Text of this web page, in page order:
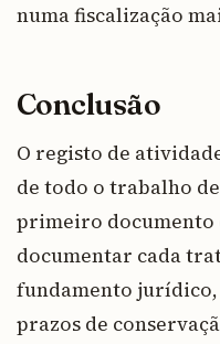
numa fiscalização
Conclusão
O registo de
de todo o trabalho
primeiro documento
documentar cada
fundamento
prazos de